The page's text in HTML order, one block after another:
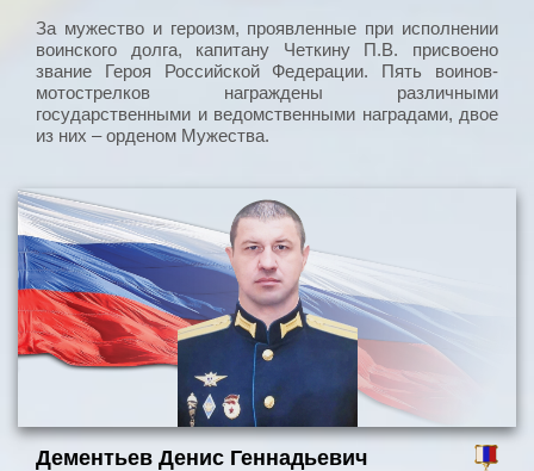
За мужество и героизм, проявленные при исполнении
воинского долга, капитану Четкину П.В. присвоено
звание Героя Российской Федерации. Пять воинов-
мотострелков награждены различными
государственными и ведомственными наградами, двое
из них – орденом Мужества.
Дементьев Денис Геннадьевич